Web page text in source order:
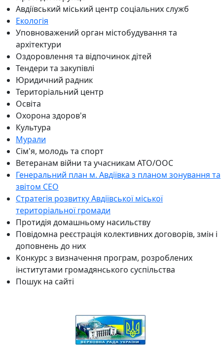
Авдіївський міський центр соціальних служб
Екологія
Уповноважений орган містобудування та
архітектури
Оздоровлення та відпочинок дітей
Тендери та закупівлі
Юридичний радник
Територіальний центр
Освіта
Охорона здоров'я
Культура
Мурали
Сім'я, молодь та спорт
Ветеранам війни та учасникам АТО/ООС
Генеральний план м. Авдіївка з планом зонування та
звітом СЕО
Стратегія розвитку Авдіївської міської
територіальної громади
Протидія домашньому насильству
Повідомна реєстрація колективних договорів, змін і
доповнень до них
Конкурс з визначення програм, розроблених
інститутами громадянського суспільства
Пошук на сайті